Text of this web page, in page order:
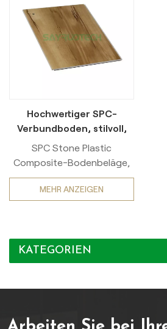
Hochwertiger SPC-
Verbundboden, stilvoll,
einfach zu pflegen
SPC Stone Plastic
Composite-Bodenbeläge,
eine Mischung aus
Kalksteinpulver, PVC und
Vinyldekor, Steinkern,
Träger). Wasserdicht, stabil
und gewerblichen
MEHR ANZEIGEN
KATEGORIEN